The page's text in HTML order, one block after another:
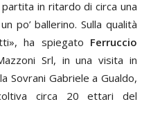
in ritardo di circa una
po’ ballerino. Sulla qualità
ha spiegato Ferruccio
Srl, in una visita in
Sovrani Gabriele a Gualdo,
circa 20 ettari del